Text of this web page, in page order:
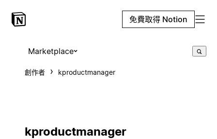
免費取得 Notion
Marketplace
創作者 kproductmanager
kproductmanager